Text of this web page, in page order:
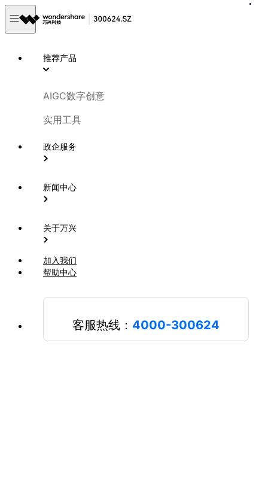
推荐产品
AIGC数字创意
实用工具
政企服务
新闻中心
关于万兴
加入我们
帮助中心
客服热线： 4000-300624